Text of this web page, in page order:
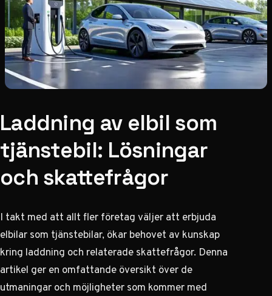
Laddning av elbil som
tjänstebil: Lösningar
och skattefrågor
I takt med att allt fler företag väljer att erbjuda
elbilar som tjänstebilar, ökar behovet av kunskap
kring laddning och relaterade skattefrågor. Denna
artikel ger en omfattande översikt över de
utmaningar och möjligheter som kommer med